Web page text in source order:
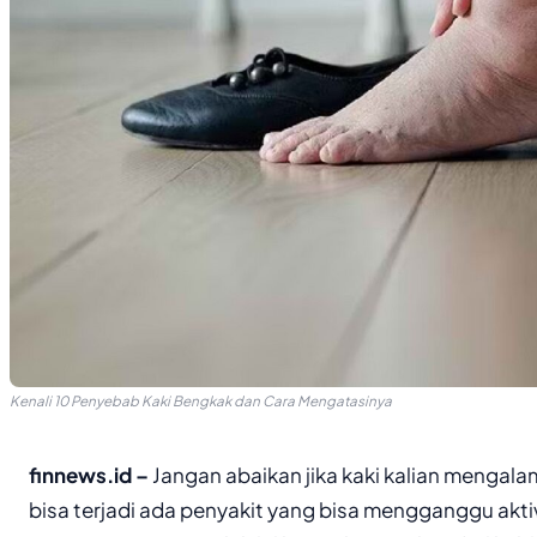
Kenali 10 Penyebab Kaki Bengkak dan Cara Mengatasinya
finnews.id – Jangan abaikan jika kaki kalian
bisa terjadi ada penyakit yang bisa mengganggu